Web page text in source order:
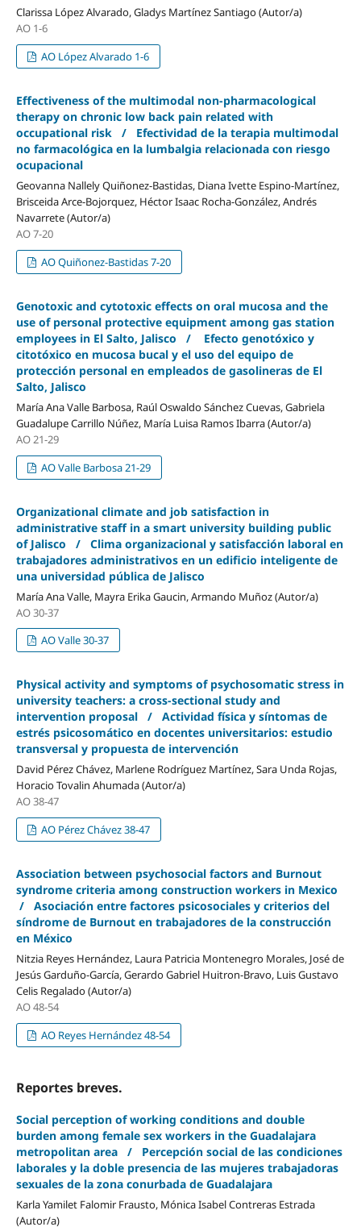
Clarissa López Alvarado, Gladys Martínez Santiago (Autor/a)
AO 1-6
AO López Alvarado 1-6
Effectiveness of the multimodal non-pharmacological
therapy on chronic low back pain related with
occupational risk / Efectividad de la terapia multimodal
no farmacológica en la lumbalgia relacionada con riesgo
ocupacional
Geovanna Nallely Quiñonez-Bastidas, Diana Ivette Espino-Martínez,
Brisceida Arce-Bojorquez, Héctor Isaac Rocha-González, Andrés
Navarrete (Autor/a)
AO 7-20
AO Quiñonez-Bastidas 7-20
Genotoxic and cytotoxic effects on oral mucosa and the
use of personal protective equipment among gas station
employees in El Salto, Jalisco / Efecto genotóxico y
citotóxico en mucosa bucal y el uso del equipo de
protección personal en empleados de gasolineras de El
Salto, Jalisco
María Ana Valle Barbosa, Raúl Oswaldo Sánchez Cuevas, Gabriela
Guadalupe Carrillo Núñez, María Luisa Ramos Ibarra (Autor/a)
AO 21-29
AO Valle Barbosa 21-29
Organizational climate and job satisfaction in
administrative staff in a smart university building public
of Jalisco / Clima organizacional y satisfacción laboral en
trabajadores administrativos en un edificio inteligente de
una universidad pública de Jalisco
María Ana Valle, Mayra Erika Gaucin, Armando Muñoz (Autor/a)
AO 30-37
AO Valle 30-37
Physical activity and symptoms of psychosomatic stress in
university teachers: a cross-sectional study and
intervention proposal / Actividad física y síntomas de
estrés psicosomático en docentes universitarios: estudio
transversal y propuesta de intervención
David Pérez Chávez, Marlene Rodríguez Martínez, Sara Unda Rojas,
Horacio Tovalin Ahumada (Autor/a)
AO 38-47
AO Pérez Chávez 38-47
Association between psychosocial factors and Burnout
syndrome criteria among construction workers in Mexico
/ Asociación entre factores psicosociales y criterios del
síndrome de Burnout en trabajadores de la construcción
en México
Nitzia Reyes Hernández, Laura Patricia Montenegro Morales, José de
Jesús Garduño-García, Gerardo Gabriel Huitron-Bravo, Luis Gustavo
Celis Regalado (Autor/a)
AO 48-54
AO Reyes Hernández 48-54
Reportes breves.
Social perception of working conditions and double
burden among female sex workers in the Guadalajara
metropolitan area / Percepción social de las condiciones
laborales y la doble presencia de las mujeres trabajadoras
sexuales de la zona conurbada de Guadalajara
Karla Yamilet Falomir Frausto, Mónica Isabel Contreras Estrada
(Autor/a)